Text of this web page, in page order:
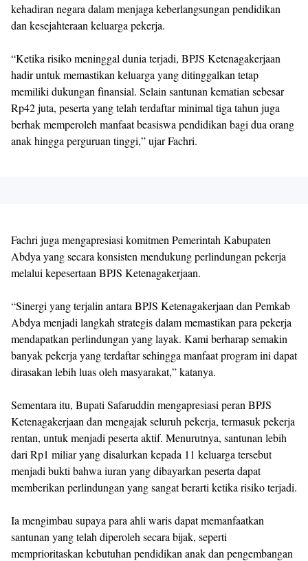
kehadiran negara dalam menjaga keberlangsungan pendidikan
dan kesejahteraan keluarga pekerja.
“Ketika risiko meninggal dunia terjadi, BPJS Ketenagakerjaan
hadir untuk memastikan keluarga yang ditinggalkan tetap
memiliki dukungan finansial. Selain santunan kematian sebesar
Rp42 juta, peserta yang telah terdaftar minimal tiga tahun juga
berhak memperoleh manfaat beasiswa pendidikan bagi dua orang
anak hingga perguruan tinggi,” ujar Fachri.
Fachri juga mengapresiasi komitmen Pemerintah Kabupaten
Abdya yang secara konsisten mendukung perlindungan pekerja
melalui kepesertaan BPJS Ketenagakerjaan.
“Sinergi yang terjalin antara BPJS Ketenagakerjaan dan Pemkab
Abdya menjadi langkah strategis dalam memastikan para pekerja
mendapatkan perlindungan yang layak. Kami berharap semakin
banyak pekerja yang terdaftar sehingga manfaat program ini dapat
dirasakan lebih luas oleh masyarakat,” katanya.
Sementara itu, Bupati Safaruddin mengapresiasi peran BPJS
Ketenagakerjaan dan mengajak seluruh pekerja, termasuk pekerja
rentan, untuk menjadi peserta aktif. Menurutnya, santunan lebih
dari Rp1 miliar yang disalurkan kepada 11 keluarga tersebut
menjadi bukti bahwa iuran yang dibayarkan peserta dapat
memberikan perlindungan yang sangat berarti ketika risiko terjadi.
Ia mengimbau supaya para ahli waris dapat memanfaatkan
santunan yang telah diperoleh secara bijak, seperti
memprioritaskan kebutuhan pendidikan anak dan pengembangan